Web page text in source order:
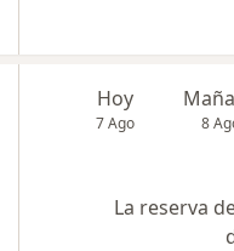
Hoy
7 Ago 8
La reserva